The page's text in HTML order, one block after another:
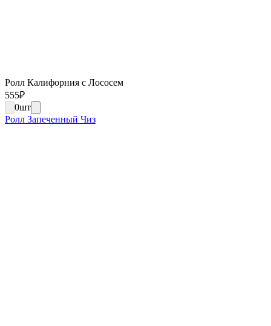
Ролл Калифорния с Лососем
555₽
0шт
Ролл Запеченный Чиз